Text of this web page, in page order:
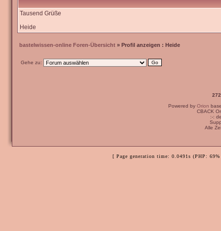
Tausend Grüße
Heide
bastelwissen-online Foren-Übersicht » Profil anzeigen : Heide
Gehe zu:
Powered by Orion
CBACK
:-:
Alle
[ Page generation time: 0.0491s (PHP: